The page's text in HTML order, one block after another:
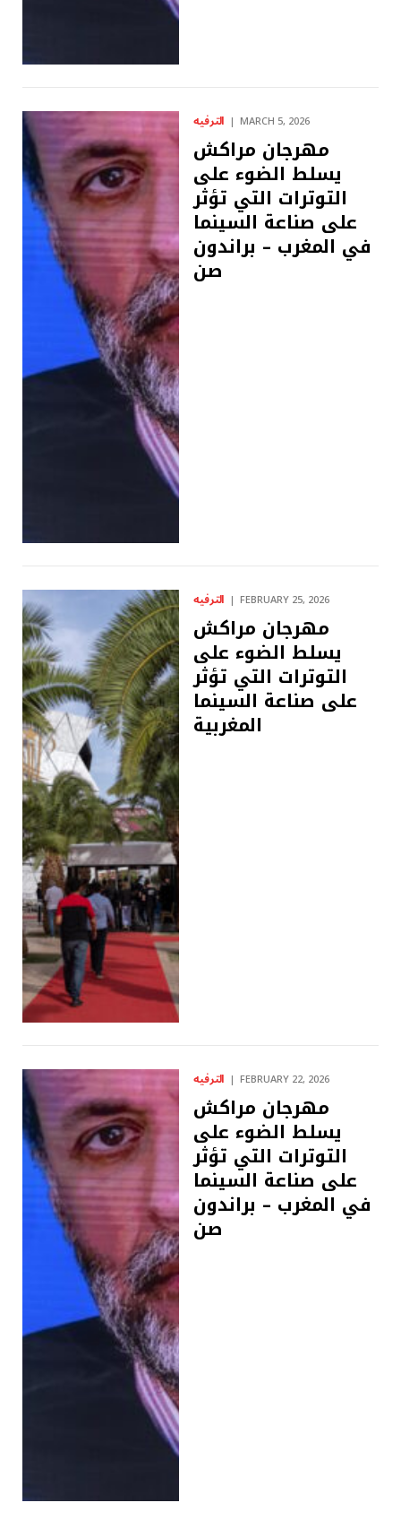
الترفيه MARCH 5, 2026
مهرجان مراكش
يسلط الضوء على
التوترات التي تؤثر
على صناعة السينما
في المغرب – براندون
صن
الترفيه FEBRUARY 25, 2026
مهرجان مراكش
يسلط الضوء على
التوترات التي تؤثر
على صناعة السينما
المغربية
الترفيه FEBRUARY 22, 2026
مهرجان مراكش
يسلط الضوء على
التوترات التي تؤثر
على صناعة السينما
في المغرب – براندون
صن